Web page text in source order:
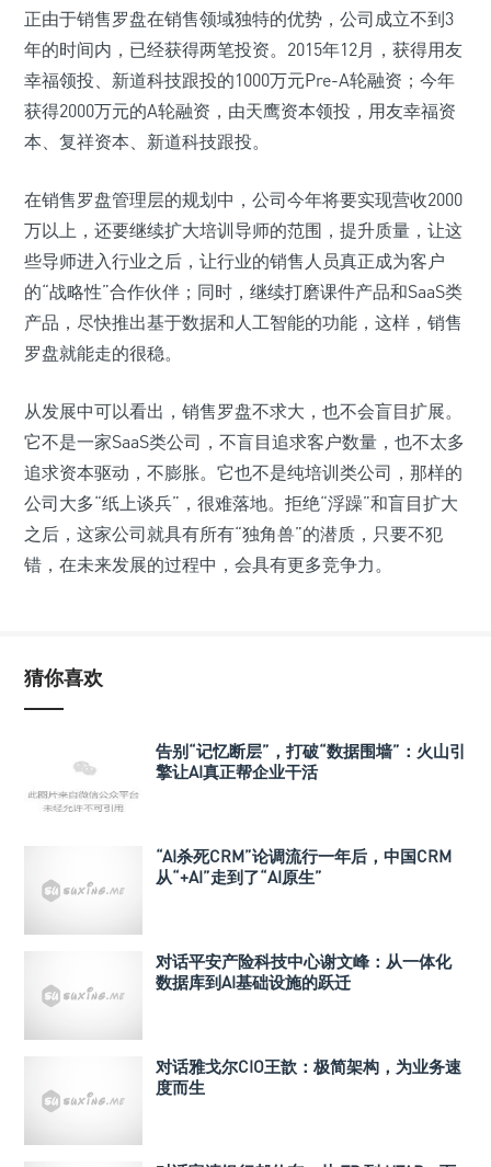
正由于销售罗盘在销售领域独特的优势，公司成立不到3
年的时间内，已经获得两笔投资。2015年12月，获得用友
幸福领投、新道科技跟投的1000万元Pre-A轮融资；今年
获得2000万元的A轮融资，由天鹰资本领投，用友幸福资
本、复祥资本、新道科技跟投。
在销售罗盘管理层的规划中，公司今年将要实现营收2000
万以上，还要继续扩大培训导师的范围，提升质量，让这
些导师进入行业之后，让行业的销售人员真正成为客户
的“战略性”合作伙伴；同时，继续打磨课件产品和SaaS类
产品，尽快推出基于数据和人工智能的功能，这样，销售
罗盘就能走的很稳。
从发展中可以看出，销售罗盘不求大，也不会盲目扩展。
它不是一家SaaS类公司，不盲目追求客户数量，也不太多
追求资本驱动，不膨胀。它也不是纯培训类公司，那样的
公司大多“纸上谈兵”，很难落地。拒绝“浮躁”和盲目扩大
之后，这家公司就具有所有“独角兽”的潜质，只要不犯
错，在未来发展的过程中，会具有更多竞争力。
猜你喜欢
告别“记忆断层”，打破“数据围墙”：火山引
擎让AI真正帮企业干活
“AI杀死CRM”论调流行一年后，中国CRM
从“+AI”走到了“AI原生”
对话平安产险科技中心谢文峰：从一体化
数据库到AI基础设施的跃迁
对话雅戈尔CIO王歆：极简架构，为业务速
度而生